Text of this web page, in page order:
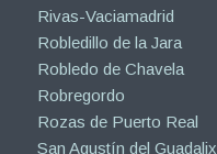
Rivas-Vaciamadrid
Robledillo de la Jara
Robledo de Chavela
Robregordo
Rozas de Puerto Real
San Agustín del Guadalix